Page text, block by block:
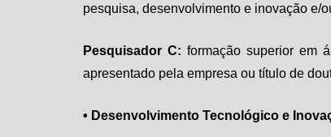
pesquisa, desenvolvimento e inovação e/
Pesquisador C: formação superior em
apresentado pela empresa ou título de
• Desenvolvimento Tecnológico e